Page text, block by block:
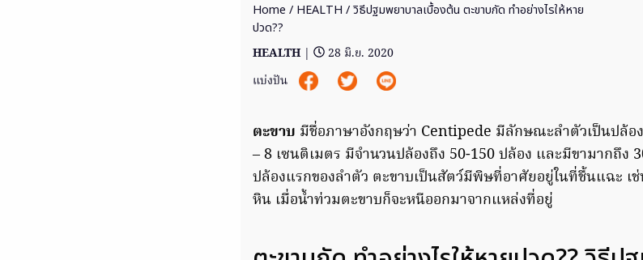
Home / HEALTH / วิธีปฐมพยาบาลเบื้องต้น ตะขาบกัด ทำอย่างไรให้หาย
ปวด??
HEALTH |
28 มิ.ย. 2020
แบ่งปัน
ตะขาบ มีชื่อภาษาอังกฤษว่า Centipede มีลักษณะลำตัวเป็นปล้อ
– 8 เซนติเมตร มีจำนวนปล้องถึง 50-150 ปล้อง และมีขามากถึง
ปล้องแรกของลำตัว ตะขาบเป็นสัตว์มีพิษที่อาศัยอยู่ในที่ชื้นแฉะ เ
หิน เมื่อน้ำท่วมตะขาบก็จะหนีออกมาจากแหล่งที่อยู่